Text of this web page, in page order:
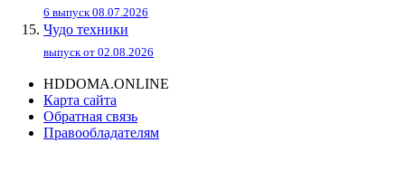
6 выпуск 08.07.2026
Чудо техники
выпуск от 02.08.2026
HDDOMA.ONLINE
Карта сайта
Обратная связь
Правообладателям